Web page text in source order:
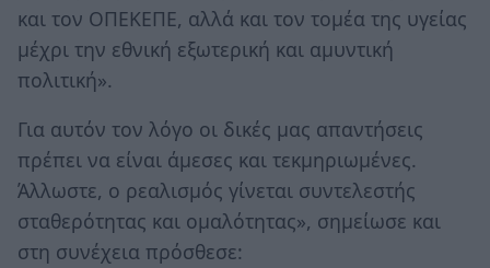
και τον ΟΠΕΚΕΠΕ, αλλά και τον τομέα της υγείας
μέχρι την εθνική εξωτερική και αμυντική
πολιτική».
Για αυτόν τον λόγο οι δικές μας απαντήσεις
πρέπει να είναι άμεσες και τεκμηριωμένες.
Άλλωστε, ο ρεαλισμός γίνεται συντελεστής
σταθερότητας και ομαλότητας», σημείωσε και
στη συνέχεια πρόσθεσε: